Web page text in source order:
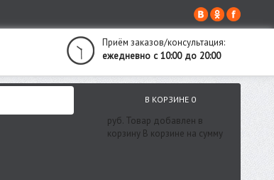
Приём заказов/консультация:
ежедневно с 10:00 до 20:00
В КОРЗИНЕ0
руб. Товар добавлен в
корзину В корзине на сумму